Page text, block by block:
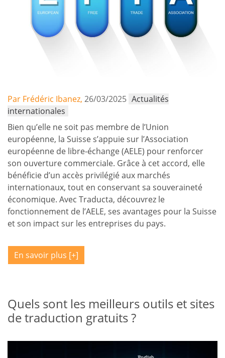
Par Frédéric Ibanez, 26/03/2025 Actualités
internationales
Bien qu’elle ne soit pas membre de l’Union
européenne, la Suisse s’appuie sur l’Association
européenne de libre-échange (AELE) pour renforcer
son ouverture commerciale. Grâce à cet accord, elle
bénéficie d’un accès privilégié aux marchés
internationaux, tout en conservant sa souveraineté
économique. Avec Traducta, découvrez le
fonctionnement de l’AELE, ses avantages pour la Suisse
et son impact sur les entreprises du pays.
En savoir plus
Quels sont les meilleurs outils et sites
de traduction gratuits ?